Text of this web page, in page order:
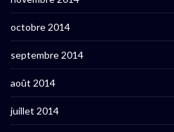
octobre 2014
septembre 2014
août 2014
juillet 2014